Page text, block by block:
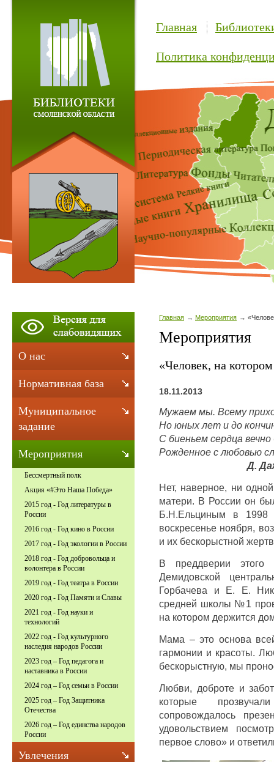
Главная
Политика
Главная Мероприятия
Мероприятия
«Человек, на
18.11.2013
Мужаем мы. Всему
Но юных лет и до
С биеньем сердца
Рожденное с любовью
Д.
Нет, наверное, ни
матери. В России он
Б.Н.Ельциным в 1998
воскресенье ноября,
и их бескорыстной
В преддверии этого
Демидовской
Горбачева и Е. Е.
средней школы №1
на котором держится
Мама – это основа
гармонии и красоты.
бескорыстную, мы
Любви, доброте и
которые
сопровождалось
удовольствием
первое слово» и
О нас
Нормативная база
Муниципальное
задание
Мероприятия
Бессмертный полк
Акция «#Это Наша Победа»
2015 год - Год литературы в
России
2016 год - Год кино в России
2017 год - Год экологии в России
2018 год - Год добровольца и
волонтера в России
2019 год - Год театра в России
2020 год - Год Памяти и Славы
2021 год - Год науки и
технологий
2022 год - Год культурного
наследия народов России
2023 год – Год педагога и
наставника в России
2024 год – Год семьи в России
2025 год – Год Защитника
Отечества
2026 год – Год единства народов
России
Увлечения